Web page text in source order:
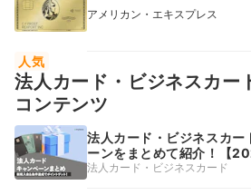
ルド・カード
アメリカン・エキスプレス
人気
法人カード・ビジネスカー
コンテンツ
法人カード・ビジネスカー
ーンをまとめて紹介！【
法人カード・ビジネスカード